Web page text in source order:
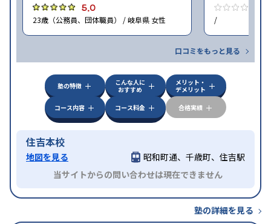
5.0
23歳（公務員、団体職員） / 岐阜県 女性 /
口コミをもっと見る
塾の特徴
こんな人に
おすすめ
メリット・
デメリット
コース内容
コース料金 合格実績
住吉本校
地図を見る
昭和町通、千歳町、住吉駅
当サイトからの問い合わせは現在できません
塾の詳細を見る